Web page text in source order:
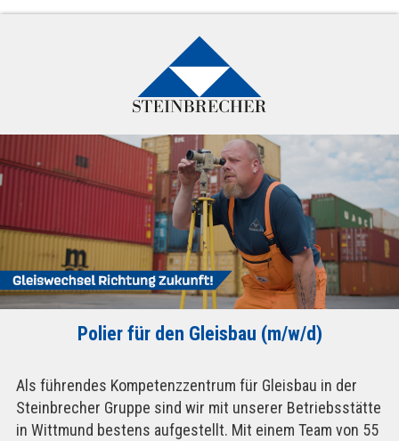
Polier für den Gleisbau (m/w/d)
Als führendes Kompetenzzentrum für Gleisbau in der
Steinbrecher Gruppe sind wir mit unserer Betriebsstätte
in Wittmund bestens aufgestellt. Mit einem Team von 55